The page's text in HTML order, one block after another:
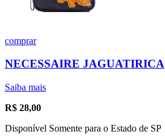
comprar
NECESSAIRE JAGUATIRICA
Saiba mais
R$ 28,00
Disponível Somente para o Estado de SP